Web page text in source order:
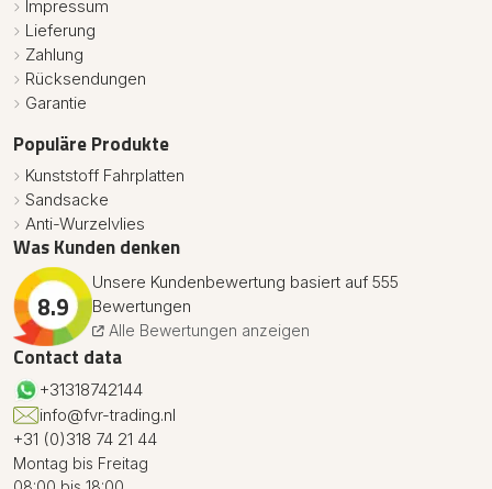
Impressum
Lieferung
Zahlung
Rücksendungen
Garantie
Populäre Produkte
Kunststoff Fahrplatten
Sandsacke
Anti-Wurzelvlies
Was Kunden denken
8.9
Unsere Kundenbewertung basiert auf 555
Bewertungen
Alle Bewertungen anzeigen
Contact data
+31318742144
info@fvr-trading.nl
+31 (0)318 74 21 44
Montag bis Freitag